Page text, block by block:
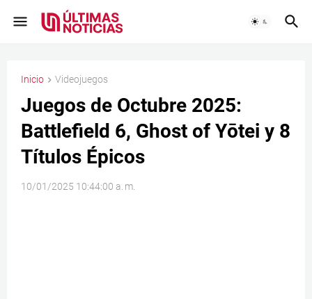
Inicio Videojuegos
Juegos de Octubre 2025:
Battlefield 6, Ghost of Yōtei y 8
Títulos Épicos
10/01/2025 10:44:00 a. m.